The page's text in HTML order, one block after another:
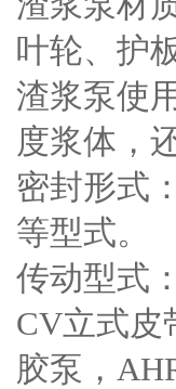
叶轮、护
渣浆泵使
度浆体，
密封形式
等型式。
传动型式
CV立式皮
胶泵，